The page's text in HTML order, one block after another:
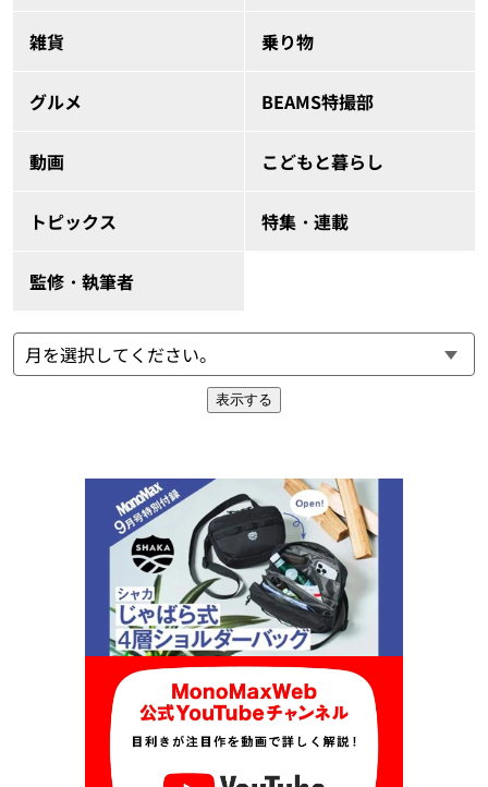
雑貨 乗り物
グルメ BEAMS特撮部
動画 こどもと暮らし
トピックス 特集・連載
監修・執筆者
表示する